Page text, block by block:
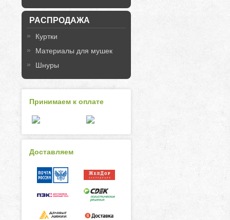
РАСПРОДАЖА
Куртки
Материалы для мушек
Шнуры
Принимаем к оплате
Доставляем